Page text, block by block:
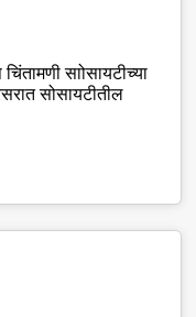
साोसायटीच्या
सोसायटीतील